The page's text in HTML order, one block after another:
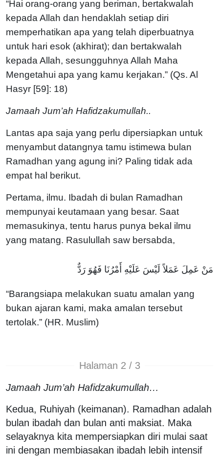
“Hai orang-orang yang beriman, bertakwalah
kepada Allah dan hendaklah setiap diri
memperhatikan apa yang telah diperbuatnya
untuk hari esok (akhirat); dan bertakwalah
kepada Allah, sesungguhnya Allah Maha
Mengetahui apa yang kamu kerjakan.” (Qs. Al
Hasyr [59]: 18)
Jamaah Jum’ah Hafidzakumullah..
Lantas apa saja yang perlu dipersiapkan untuk
menyambut datangnya tamu istimewa bulan
Ramadhan yang agung ini? Paling tidak ada
empat hal berikut.
Pertama, ilmu. Ibadah di bulan Ramadhan
mempunyai keutamaan yang besar. Saat
memasukinya, tentu harus punya bekal ilmu
yang matang. Rasulullah saw bersabda,
مَنْ عَمِلَ عَمَلاً لَيْسَ عَلَيْهِ أَمْرُنَا فَهُوَ رَدٌّ
“Barangsiapa melakukan suatu amalan yang
bukan ajaran kami, maka amalan tersebut
tertolak.” (HR. Muslim)
Halaman 2 / 3
Jamaah Jum’ah Hafidzakumullah…
Kedua, Ruhiyah (keimanan). Ramadhan adalah
bulan ibadah dan bulan anti maksiat. Maka
selayaknya kita mempersiapkan diri mulai saat
ini dengan membiasakan ibadah lebih intensif